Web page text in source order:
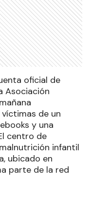
oficial de
Asociación
de un
y una
centro de
infantil
ubicado en
parte de la red